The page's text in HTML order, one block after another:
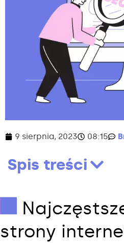
9 sierpnia, 2023 08:15
Spis treści
strony